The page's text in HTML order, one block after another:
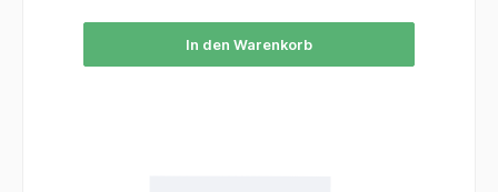
In den Warenkorb